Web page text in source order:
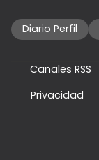
Diario Perfil
Canales RSS
Privacidad